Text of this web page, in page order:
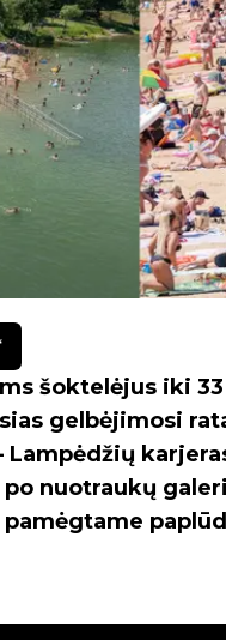
šoktelėjus iki
gelbėjimosi
nuotraukų